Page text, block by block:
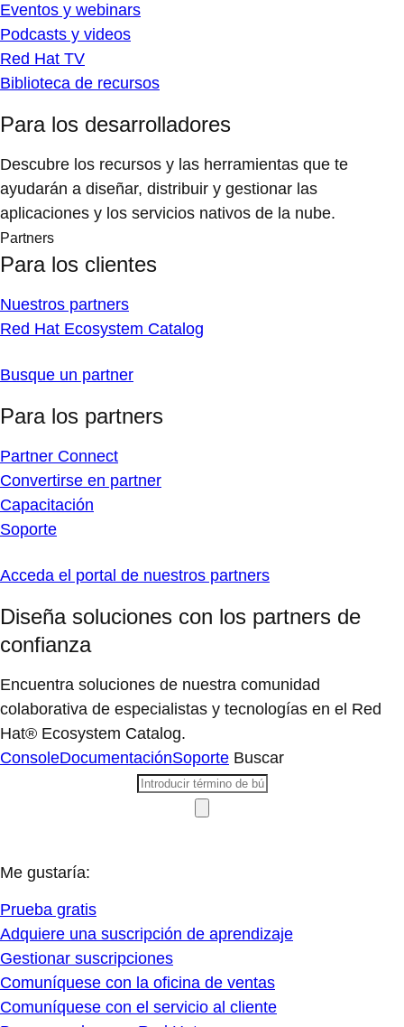
Eventos y webinars
Podcasts y videos
Red Hat TV
Biblioteca de recursos
Para los desarrolladores
Descubre los recursos y las herramientas que te
ayudarán a diseñar, distribuir y gestionar las
aplicaciones y los servicios nativos de la nube.
Partners
Para los clientes
Nuestros partners
Red Hat Ecosystem Catalog
Busque un partner
Para los partners
Partner Connect
Convertirse en partner
Capacitación
Soporte
Acceda el portal de nuestros partners
Diseña soluciones con los partners de
confianza
Encuentra soluciones de nuestra comunidad
colaborativa de especialistas y tecnologías en el Red
Hat® Ecosystem Catalog.
ConsoleDocumentaciónSoporte Buscar
Me gustaría:
Prueba gratis
Adquiere una suscripción de aprendizaje
Gestionar suscripciones
Comuníquese con la oficina de ventas
Comuníquese con el servicio al cliente